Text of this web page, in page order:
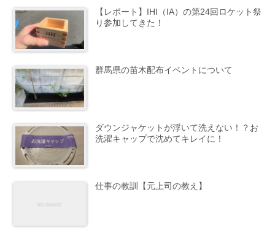
【レポート】IHI（IA）の第24回ロケット祭
り参加してきた！
群馬県の苗木配布イベントについて
ダウンジャケットが浮いて洗えない！？お
洗濯キャップで沈めてキレイに！
仕事の教訓【元上司の教え】